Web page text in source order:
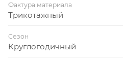
Фактура материала
Трикотажный
Сезон
Круглогодичный